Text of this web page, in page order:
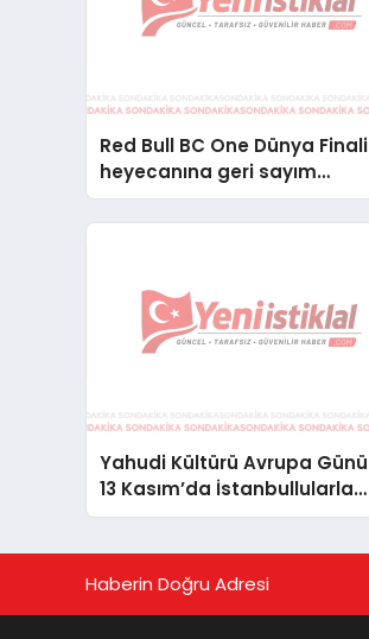
Red Bull BC One Dünya Finali
heyecanına geri sayım
başladı
Yahudi Kültürü Avrupa Günü
13 Kasım’da İstanbullularla
Buluşmaya Hazır
Haberin Doğru Adresi